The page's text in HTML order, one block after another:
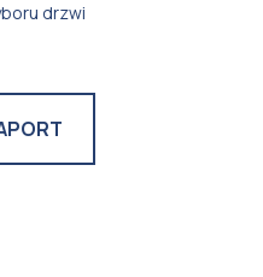
drzwi